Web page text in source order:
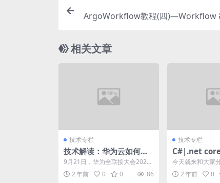
ArgoWorkflow教程(四)—Workflow
相关文章
技术专栏
技术解读：华为云如何携
手昇腾、鸿蒙等根生态，
助力开发者技术创新
9月21日，华为全联接大会2024
期间，华为云开发者联盟成功举
办了“ 华为云携手...
2 年前 0 0 86
技术专栏
C#|.net core
递 vs 引用传
今天就来和大家
个问题的根本原
传递。
2 年前 0